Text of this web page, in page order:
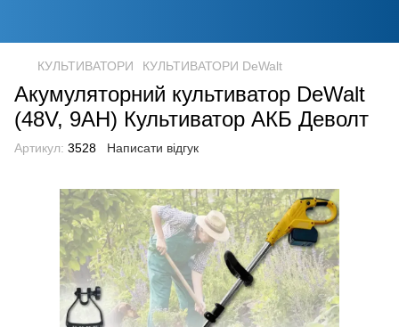
КУЛЬТИВАТОРИ КУЛЬТИВАТОРИ DeWalt
Акумуляторний культиватор DeWalt
(48V, 9AH) Культиватор АКБ Деволт
Артикул: 3528 Написати відгук